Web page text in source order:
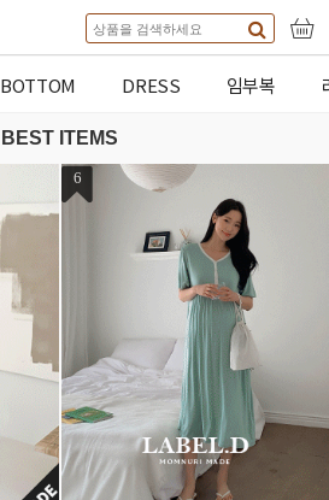
BOTTOM DRESS 임부복
BEST ITEMS
10